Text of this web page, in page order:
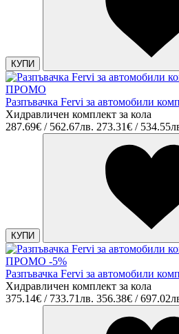
КУПИ
ПРОМО
Разпъвачка Fervi за автомобили
Хидравличен комплект за кола
287.69€ / 562.67лв. 273.31€ /
КУПИ
ПРОМО -5%
Разпъвачка Fervi за автомобили
Хидравличен комплект за кола
375.14€ / 733.71лв. 356.38€ /